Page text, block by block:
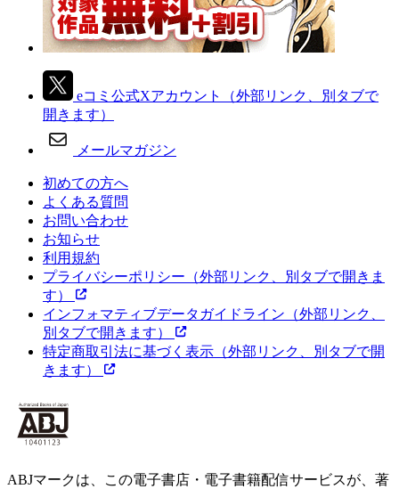
eコミ公式Xアカウント
（外部リンク、別タブで
開きます）
メールマガジン
初めての方へ
よくある質問
お問い合わせ
お知らせ
利用規約
プライバシーポリシー （外部リンク、別タブで開きま
す）
インフォマティブデータガイドライン （外部リンク、
別タブで開きます）
特定商取引法に基づく表示 （外部リンク、別タブで開
きます）
ABJマークは、この電子書店・電子書籍配信サービスが、著